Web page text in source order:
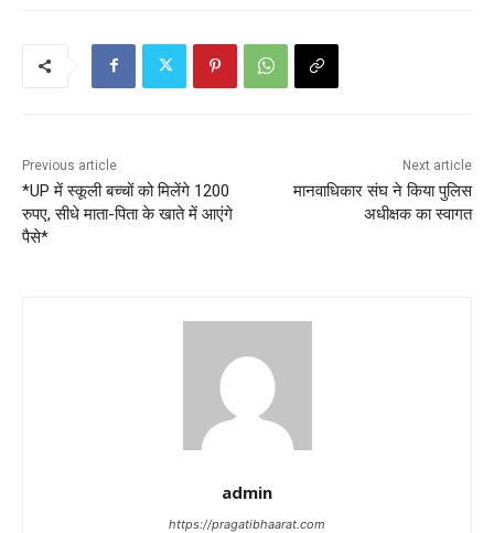
Previous article
*UP में स्कूली बच्चों को मिलेंगे 1200
रुपए, सीधे माता-पिता के खाते में आएंगे
पैसे*
Next article
मानवाधिकार संघ ने किया पुलिस
अधीक्षक का स्वागत
admin
https://pragatibhaarat.com